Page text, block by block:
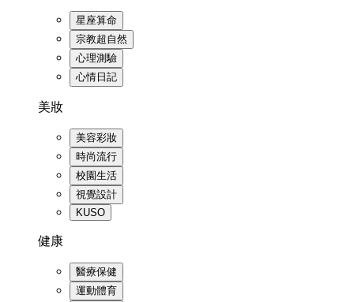
星座算命
宗教超自然
心理測驗
心情日記
美妝
美容彩妝
時尚流行
校園生活
視覺設計
KUSO
健康
醫療保健
運動體育